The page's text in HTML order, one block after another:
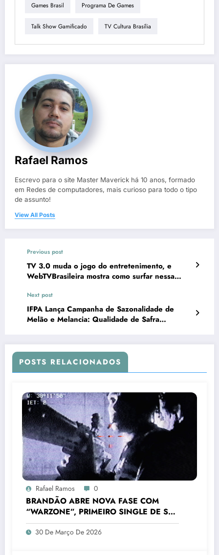
Games Brasil Programa De Games
Talk Show Gamificado TV Cultura Brasília
Rafael Ramos
Escrevo para o site Master Maverick há 10 anos, formado
em Redes de computadores, mais curioso para todo o tipo
de assunto!
View All Posts
Previous post
TV 3.0 muda o jogo do entretenimento, e
WebTVBrasileira mostra como surfar nessa
Next post
IFPA Lança Campanha de Sazonalidade de
Melão e Melancia: Qualidade de Safra
POSTS RELACIONADOS
Rafael Ramos 0
BRANDÃO ABRE NOVA FASE COM
“WARZONE”, PRIMEIRO SINGLE DE SEU
PRÓXIMO PROJETO
30 De Março De 2026